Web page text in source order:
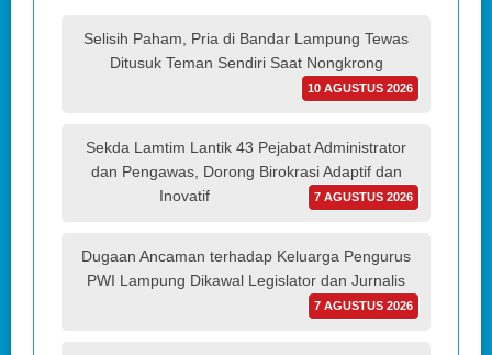
Selisih Paham, Pria di Bandar Lampung Tewas
Ditusuk Teman Sendiri Saat Nongkrong
10 AGUSTUS 2026
Sekda Lamtim Lantik 43 Pejabat Administrator
dan Pengawas, Dorong Birokrasi Adaptif dan
Inovatif
7 AGUSTUS 2026
Dugaan Ancaman terhadap Keluarga Pengurus
PWI Lampung Dikawal Legislator dan Jurnalis
7 AGUSTUS 2026